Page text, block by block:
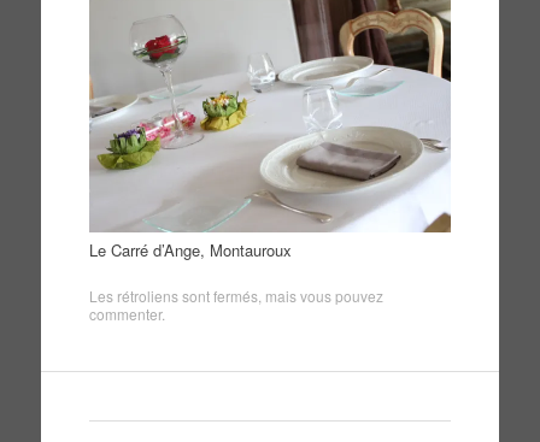
Le Carré d’Ange, Montauroux
Les rétroliens sont fermés, mais vous pouvez
commenter.